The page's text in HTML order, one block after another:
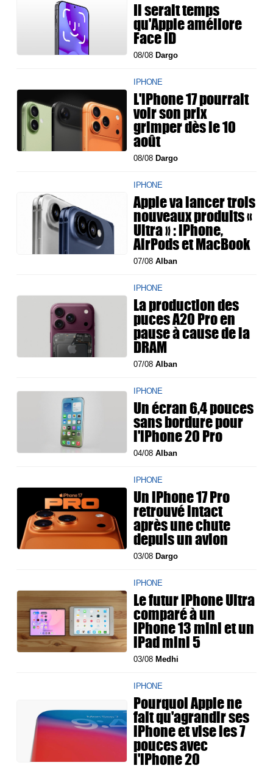
Il serait temps
qu'Apple améliore
Face ID
08/08 Dargo
IPHONE
L'iPhone 17 pourrait
voir son prix
grimper dès le 10
août
08/08 Dargo
IPHONE
Apple va lancer trois
nouveaux produits «
Ultra » : iPhone,
AirPods et MacBook
07/08Alban
IPHONE
La production des
puces A20 Pro en
pause à cause de la
DRAM
07/08Alban
IPHONE
Un écran 6,4 pouces
sans bordure pour
l'iPhone 20 Pro
04/08Alban
IPHONE
Un iPhone 17 Pro
retrouvé intact
après une chute
depuis un avion
03/08 Dargo
IPHONE
Le futur iPhone Ultra
comparé à un
iPhone 13 mini et un
iPad mini 5
03/08 Medhi
IPHONE
Pourquoi Apple ne
fait qu'agrandir ses
iPhone et vise les 7
pouces avec
l'iPhone 20